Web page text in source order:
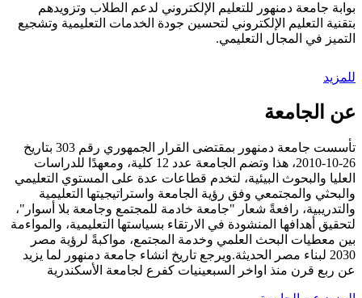
بوابة جامعة دمنهور للتعليم الإلكتروني لدعم الطلاب وتزويدهم
بتقنية التعليم الإلكتروني لتحسين جودة الخدمات التعليمية وتشجيع
التميز في المجال التعليمي.
للمزيد
عن الجامعة
تأسست جامعة دمنهور بمقتضى القرار الجمهوري رقم 303 بتاريخ
26-10-2010، هذا وتضم الجامعة عدد 12 كلية، ومعهدًا للدراسات
العليا والبحوث البيئية، لتخدم قطاعات عدة على المستوي التعليمي
والبحثي والمجتمعي وفق رؤية الجامعة واستراتيجيتها التعليمية
والتدريبية، رافعةً شعار "جامعة خادمة للمجتمع وجامعة بلا أسوار"،
لتحقيق أهدافها المنشودة في الارتقاء بسياستها التعليمية، والمواءمة
بين معطيات البحث العلمي وخدمة المجتمع، مواكبةً لرؤية مصر
2030 لبناء مصر الحديثة.ويرجع تاريخ انشاء جامعة دمنهور لما يزيد
عن ربع قرن منذ اواخر السبعينيات كفرع لجامعة الأسكندرية